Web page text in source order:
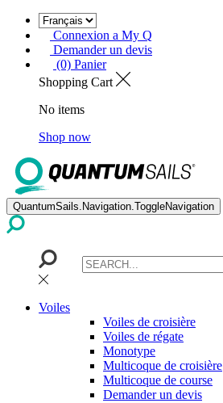
Connexion a My Q
Demander un devis
(0) Panier
Shopping Cart
No items
Shop now
QuantumSails.Navigation.ToggleNavigation
Voiles
Voiles de croisière
Voiles de régate
Monotype
Multicoque de croisière
Multicoque de course
Demander un devis